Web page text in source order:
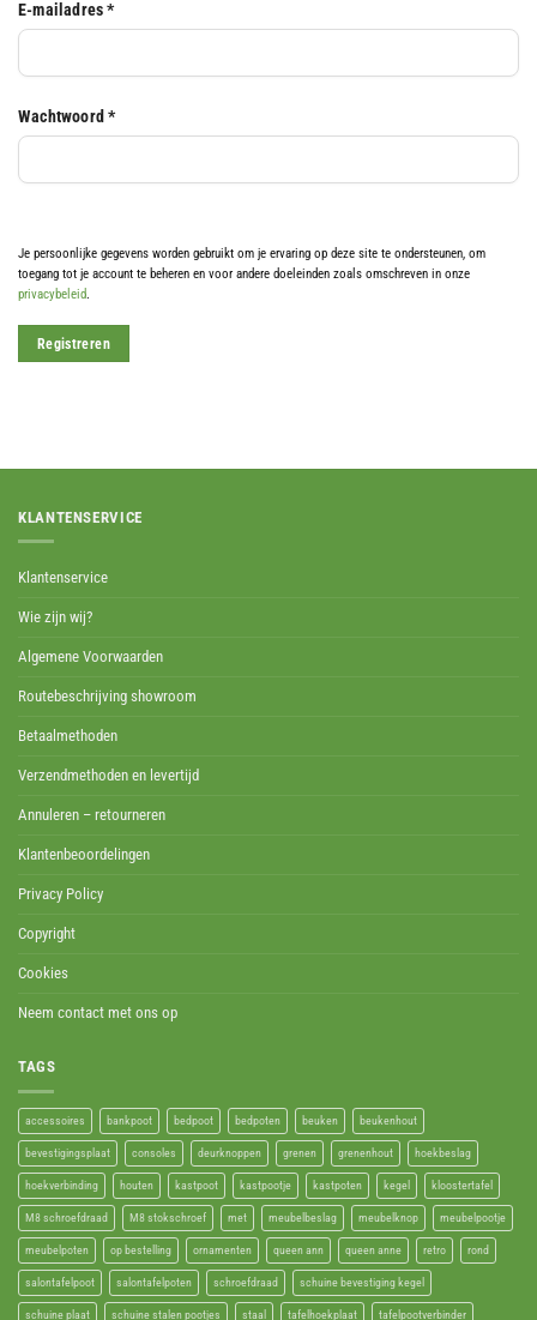
E-mailadres*Vereist
Wachtwoord*Vereist
Je persoonlijke gegevens worden gebruikt om je ervaring op deze site te ondersteunen, om
toegang tot je account te beheren en voor andere doeleinden zoals omschreven in onze
privacybeleid.
Registreren
KLANTENSERVICE
Klantenservice
Wie zijn wij?
Algemene Voorwaarden
Routebeschrijving showroom
Betaalmethoden
Verzendmethoden en levertijd
Annuleren – retourneren
Klantenbeoordelingen
Privacy Policy
Copyright
Cookies
Neem contact met ons op
TAGS
accessoires bankpoot bedpoot bedpoten beuken beukenhout
bevestigingsplaat consoles deurknoppen grenen grenenhout hoekbeslag
hoekverbinding houten kastpoot kastpootje kastpoten kegel kloostertafel
M8 schroefdraad M8 stokschroef met meubelbeslag meubelknop meubelpootje
meubelpoten op bestelling ornamenten queen ann queen anne retro rond
salontafelpoot salontafelpoten schroefdraad schuine bevestiging kegel
schuine plaat schuine stalen pootjes staal tafelhoekplaat tafelpootverbinder